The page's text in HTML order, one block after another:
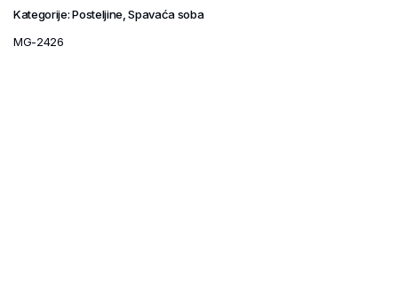
Kategorije:Posteljine ,Spavaća soba
MG-2426